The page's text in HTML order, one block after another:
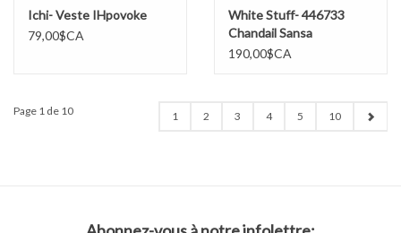
Ichi- Veste IHpovoke
79,00$CA
White Stuff- 446733
Chandail Sansa
190,00$CA
Page 1 de 10 1 2 3 4 5 10